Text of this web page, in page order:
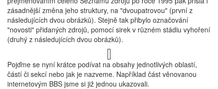
zásadnější změna jeho struktury, na "dvoupatrovou" (první z
následujících dvou obrázků). Stejně tak přibylo označování
"novosti" přidaných zdrojů, pomocí sirek v různém stádiu vyhoření
(druhý z následujících dvou obrázků).
Pojďme se nyní krátce podívat na obsahy jednotlivých oblastí,
částí či sekcí nebo jak je nazveme. Například část věnovanou
internetovým BBS jsme si již jednou ukazovali.